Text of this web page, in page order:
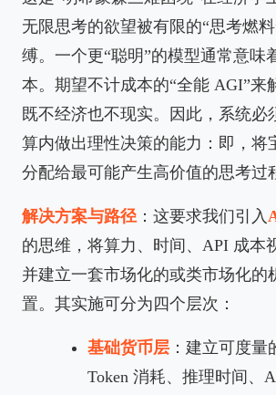
无限思考的欲望被有限的“思考燃
缚。一个更“聪明”的模型通常意味
本。期望不计成本的“全能 AGI”来
既不经济也不现实。因此，系统必
算内做出理性决策的能力：即，将
分配给最可能产生高价值的思考过
解决方案与路径 ：这要求我们引入
的思维，将算力、时间、API 成本
并建立一套市场化的或类市场化的
置。其实施可分为四个层次：
基础货币层 ：建立可度
Token 消耗、推理时间、